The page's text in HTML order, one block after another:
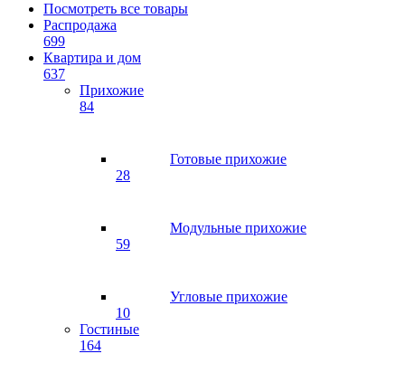
Посмотреть все товары
Распродажа
699
Квартира и дом
637
Прихожие
84
Готовые прихожие
28
Модульные прихожие
59
Угловые прихожие
10
Гостиные
164